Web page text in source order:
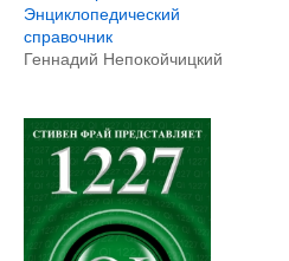
Энциклопедический
справочник
Геннадий Непокойчицкий